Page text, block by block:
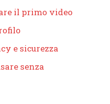
il primo video
e sicurezza
senza